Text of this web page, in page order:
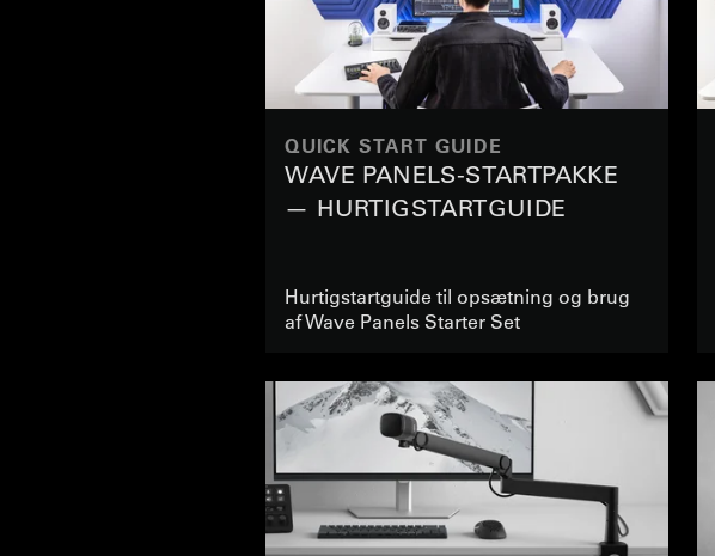
QUICK START GUIDE
WAVE PANELS-STARTPAKKE
— HURTIGSTARTGUIDE
Hurtigstartguide til opsætning og brug
af Wave Panels Starter Set